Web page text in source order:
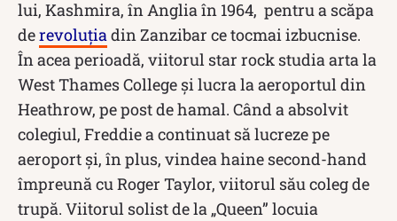
lui, Kashmira, în Anglia în 1964, pentru a scăpa
derevoluția din Zanzibar ce tocmai izbucnise.
În acea perioadă, viitorul star rock studia arta la
West Thames College și lucra la aeroportul din
Heathrow, pe post de hamal. Când a absolvit
colegiul, Freddie a continuat să lucreze pe
aeroport și, în plus, vindea haine second-hand
împreună cu Roger Taylor, viitorul său coleg de
trupă. Viitorul solist de la „Queen” locuia